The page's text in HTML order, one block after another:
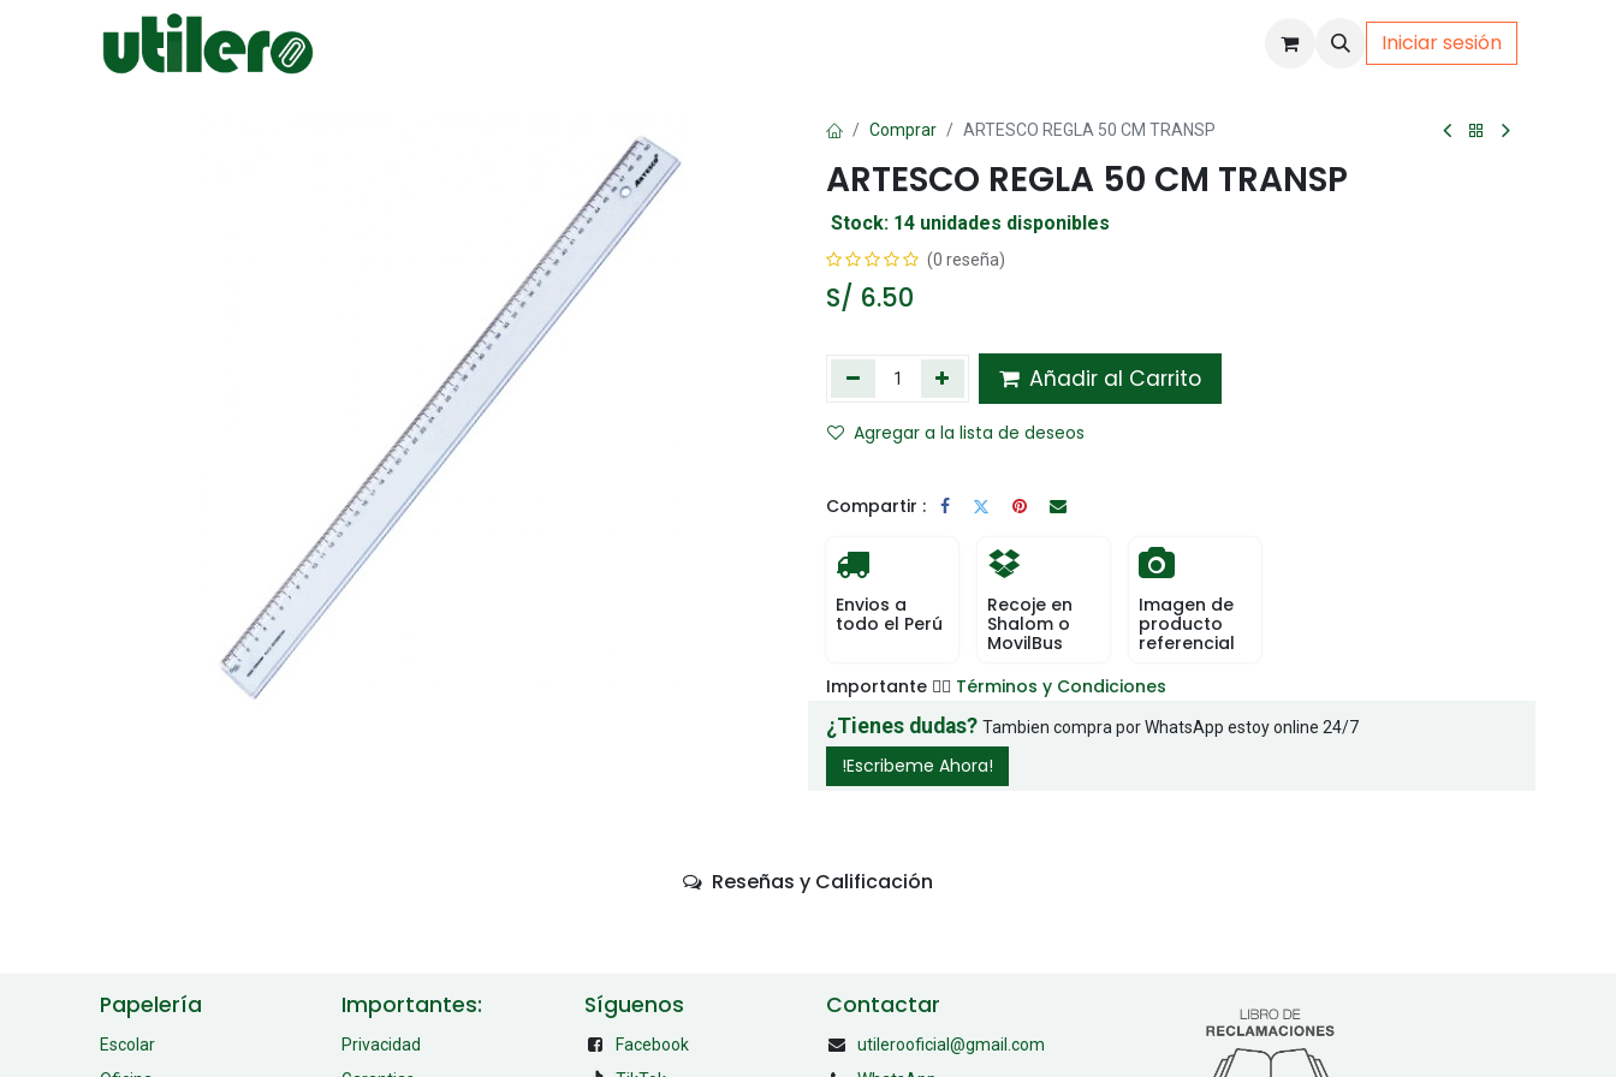
Iniciar sesión
Comprar ARTESCO REGLA 50 CM TRANSP
ARTESCO REGLA 50 CM TRANSP
Stock: 14 unidades disponibles
(0 reseña)
S/ 6.50
Añadir al Carrito
Agregar a la lista de deseos
Compartir :
Envios a
todo el Perú
Recoje en
Shalom o
MovilBus
Imagen de
producto
referencial
Importante 👉🏻 Términos y Condiciones
¿Tienes dudas? Tambien compra por WhatsApp estoy online 24/7
!Escribeme Ahora!
Reseñas y Calificación
Papelería
Escolar
Importantes:
Privacidad
Síguenos
Facebook
Contactar
utilerooficial@gmail.com